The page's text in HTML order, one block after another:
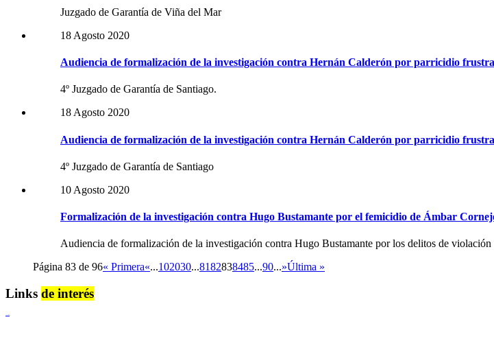
Juzgado de Garantía de Viña del Mar
18 Agosto 2020
Audiencia de formalización de la investigación contra Hernán Calderón por parricidio
4º Juzgado de Garantía de Santiago.
18 Agosto 2020
Audiencia de formalización de la investigación contra Hernán Calderón por parricidio
4º Juzgado de Garantía de Santiago
10 Agosto 2020
Formalización de la investigación contra Hugo Bustamante por el femicidio de Ámbar
Audiencia de formalización de la investigación contra Hugo Bustamante por los delitos de
Página 83 de 96« Primera«...102030...8182838485...90...»Última »
Links de interés